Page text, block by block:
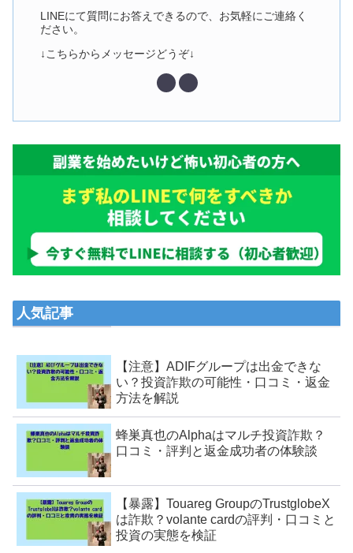
LINEにて質問にお答えできるので、お気軽にご連絡く
ださい。
↓こちらからメッセージどうぞ↓
人気記事
【注意】ADIFグループは出金できな
い？投資詐欺の可能性・口コミ・返金
方法を解説
蜂巣真也のAlphaはマルチ投資詐欺？
口コミ・評判と返金成功者の体験談
【暴露】Touareg GroupのTrustglobeX
は詐欺？volante cardの評判・口コミと
投資の実態を検証